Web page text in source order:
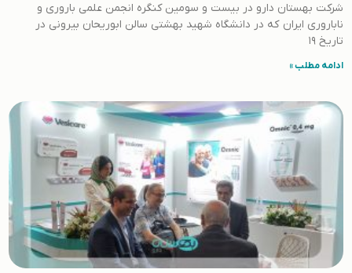
شرکت بهستان دارو در بیست و سومین کنگره انجمن علمی باروری و
ناباروری ایران که در دانشگاه شهید بهشتی سالن ابوریحان بیرونی در
تاریخ 19
ادامه مطلب »